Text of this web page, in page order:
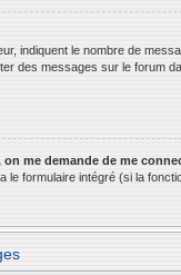
indiquent le nombre de
des messages sur le forum
on me demande de me
formulaire intégré (si la